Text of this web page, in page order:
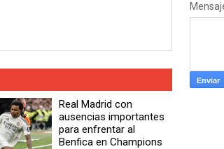
Real Madrid con
ausencias importantes
para enfrentar al
Benfica en Champions